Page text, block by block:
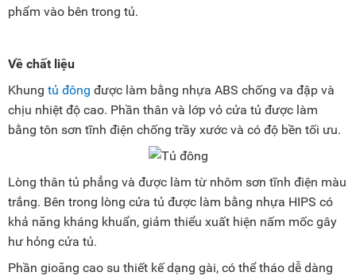
phẩm vào bên trong tủ.
Về chất liệu
Khung tủ đông được làm bằng nhựa ABS chống va đập và
chịu nhiệt độ cao. Phần thân và lớp vỏ cửa tủ được làm
bằng tôn sơn tĩnh điện chống trầy xước và có độ bền tối ưu.
Lòng thân tủ phẳng và được làm từ nhôm sơn tĩnh điện màu
trắng. Bên trong lòng cửa tủ được làm bằng nhựa HIPS có
khả năng kháng khuẩn, giảm thiểu xuất hiện nấm mốc gây
hư hỏng cửa tủ.
Phần gioăng cao su thiết kế dạng gài, có thể tháo dễ dàng